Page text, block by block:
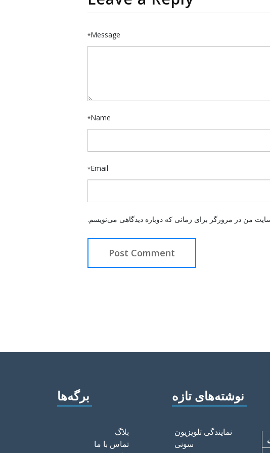
Message
*
Name
*
Email
*
من در مرورگر برای زمانی که دوباره دیدگاهی می‌نویسم.
نوشته‌های تازه
نمایندگی تلویزیون
سونی
برگه‌ها
بلاگ
تماس با ما